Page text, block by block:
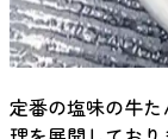
定番の塩味の牛た